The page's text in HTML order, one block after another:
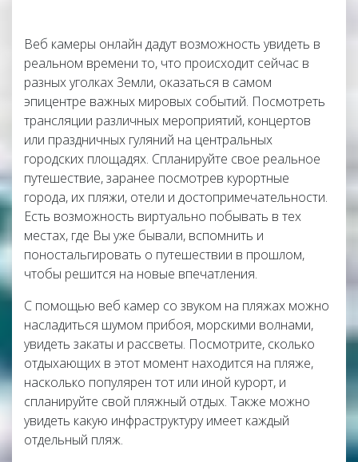
Веб камеры онлайн дадут возможность увидеть в
реальном времени то, что происходит сейчас в
разных уголках Земли, оказаться в самом
эпицентре важных мировых событий. Посмотреть
трансляции различных мероприятий, концертов
или праздничных гуляний на центральных
городских площадях. Спланируйте свое реальное
путешествие, заранее посмотрев курортные
города, их пляжи, отели и достопримечательности.
Есть возможность виртуально побывать в тех
местах, где Вы уже бывали, вспомнить и
поностальгировать о путешествии в прошлом,
чтобы решится на новые впечатления.
С помощью веб камер со звуком на пляжах можно
насладиться шумом прибоя, морскими волнами,
увидеть закаты и рассветы. Посмотрите, сколько
отдыхающих в этот момент находится на пляже,
насколько популярен тот или иной курорт, и
спланируйте свой пляжный отдых. Также можно
увидеть какую инфраструктуру имеет каждый
отдельный пляж.